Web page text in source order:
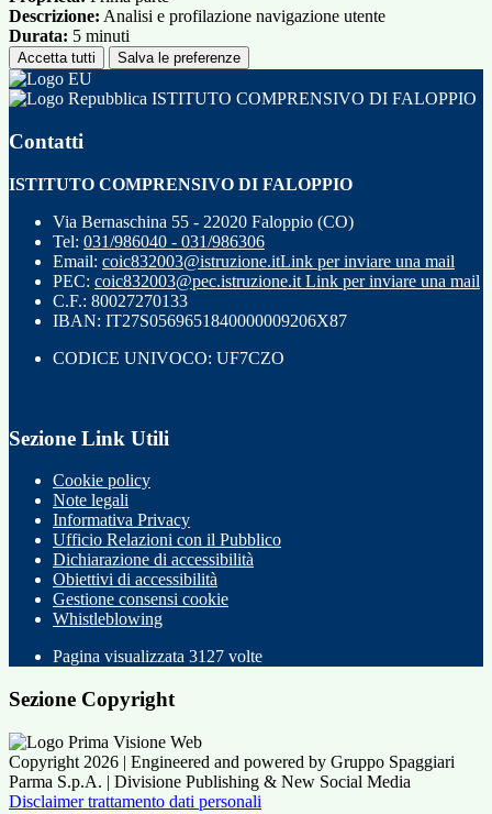
Descrizione: Analisi e profilazione navigazione utente
Durata: 5 minuti
Accetta tutti Salva le preferenze
ISTITUTO COMPRENSIVO DI FALOPPIO
Contatti
ISTITUTO COMPRENSIVO DI FALOPPIO
Via Bernaschina 55 - 22020 Faloppio (CO)
Tel: 031/986040 - 031/986306
Email: coic832003@istruzione.itLink per inviare una mail
PEC: coic832003@pec.istruzione.it Link per inviare una mail
C.F.: 80027270133
IBAN: IT27S0569651840000009206X87
CODICE UNIVOCO: UF7CZO
Sezione Link Utili
Cookie policy
Note legali
Informativa Privacy
Ufficio Relazioni con il Pubblico
Dichiarazione di accessibilità
Obiettivi di accessibilità
Gestione consensi cookie
Whistleblowing
Pagina visualizzata 3127 volte
Sezione Copyright
Copyright 2026 | Engineered and powered by Gruppo Spaggiari
Parma S.p.A. | Divisione Publishing & New Social Media
Disclaimer trattamento dati personali